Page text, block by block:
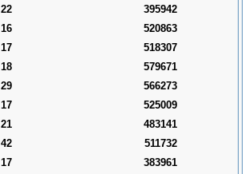
22
395942
16
520863
17
518307
18
579671
29
566273
17
525009
21
483141
42
511732
17
383961